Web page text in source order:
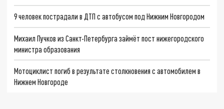
9 человек пострадали в ДТП с автобусом под Нижним Новгородом
Михаил Пучков из Санкт-Петербурга займёт пост нижегородского
министра образования
Мотоциклист погиб в результате столкновения с автомобилем в
Нижнем Новгороде